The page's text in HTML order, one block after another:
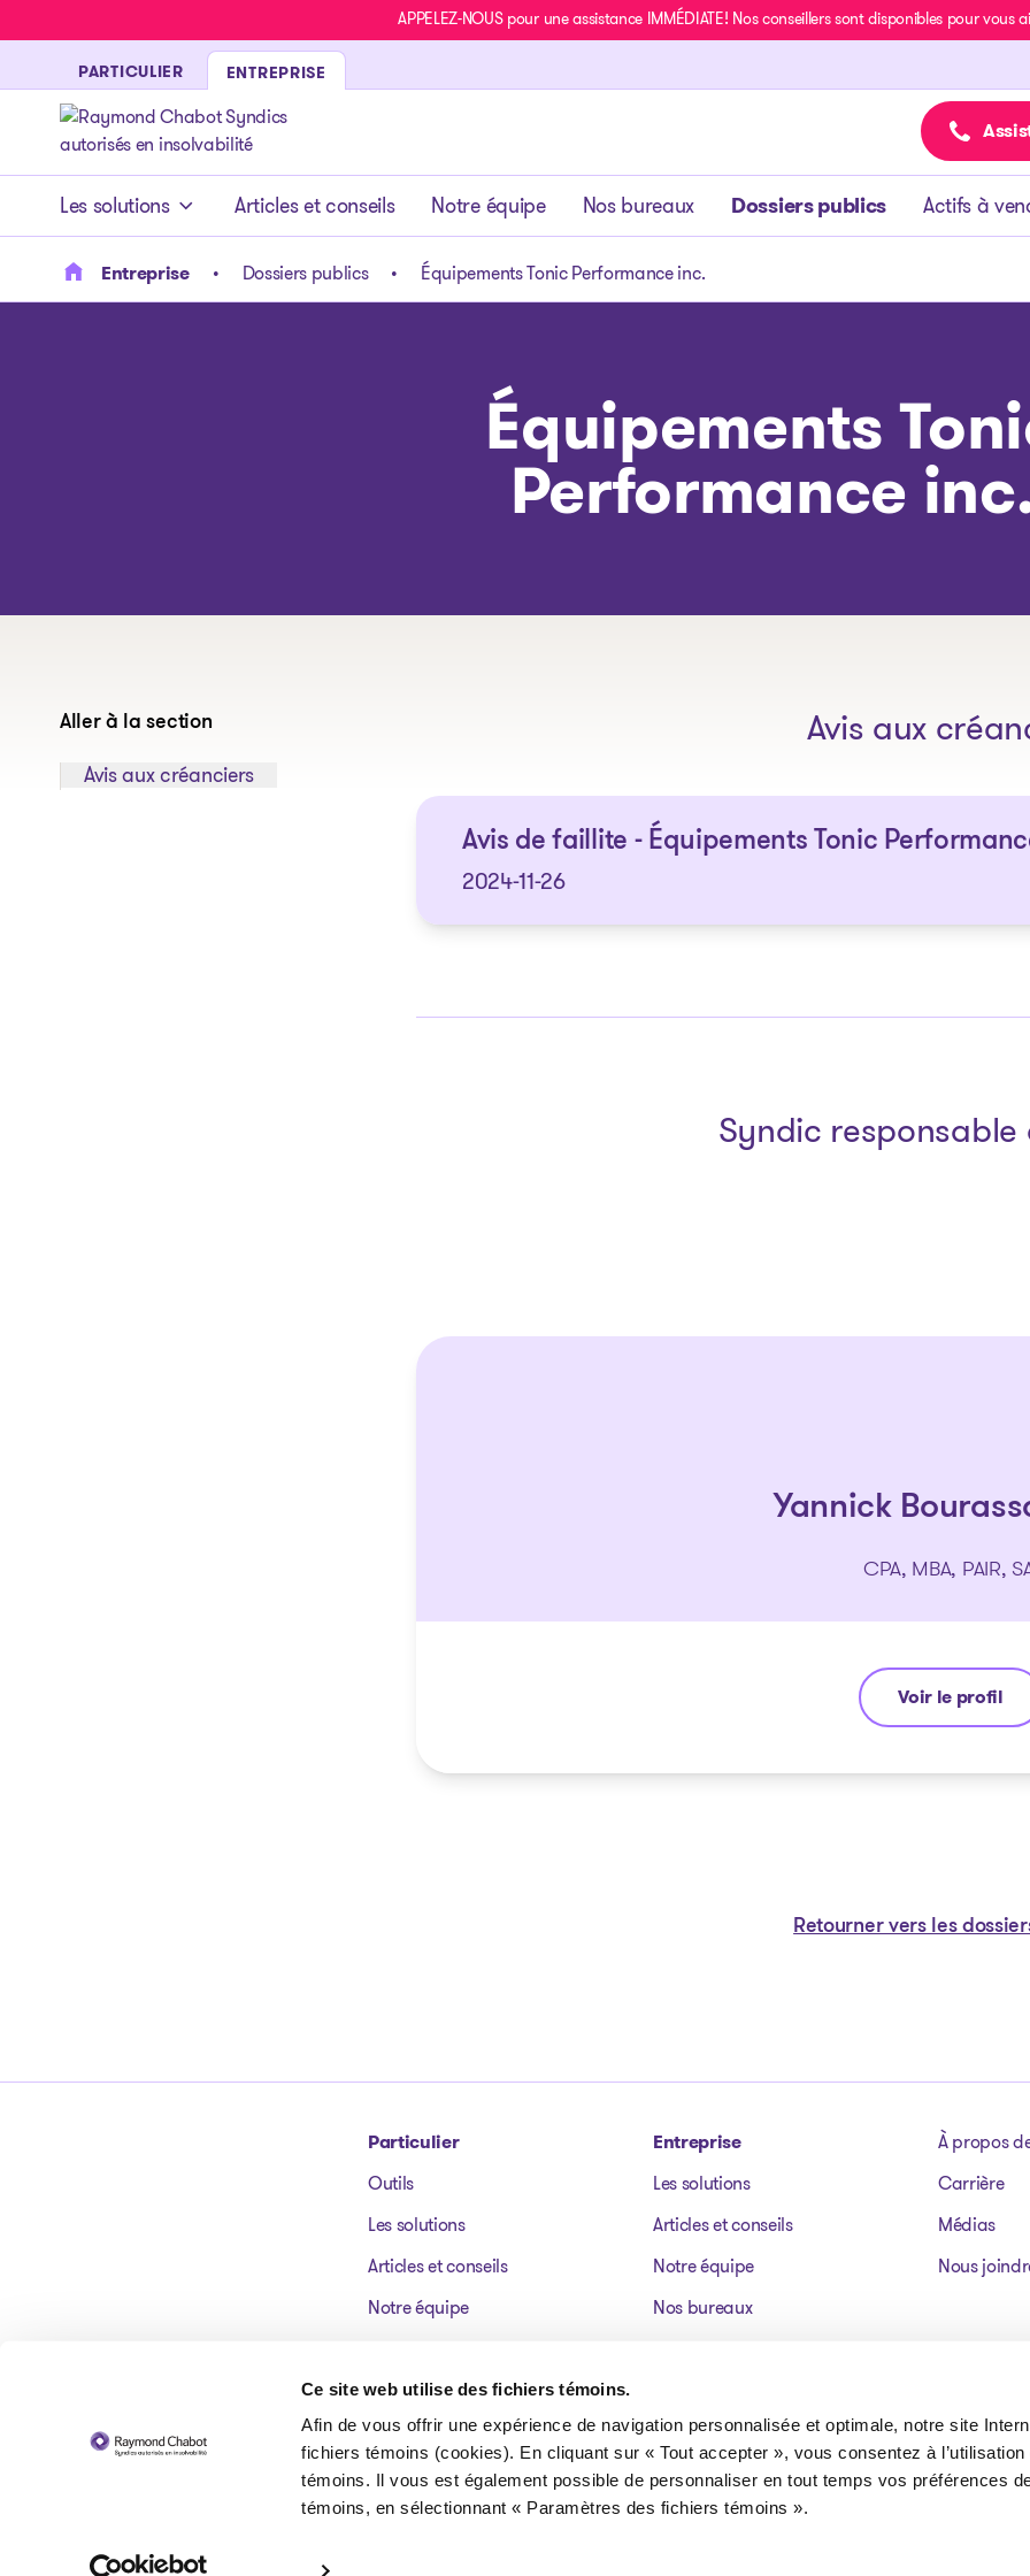
Ce site web utilise des fichiers témoins.
Afin de vous offrir une expérience de navigation personnalisée et optimale, notre site
fichiers témoins (cookies). En cliquant sur « Tout accepter », vous consentez à
témoins. Il vous est également possible de personnaliser en tout temps vos préférences
témoins, en sélectionnant « Paramètres des fichiers témoins ».
APPELEZ-NOUS pour une assistance IMMÉDIATE! Nos conseillers sont disponibles pour vous
PARTICULIER ENTREPRISE
- page d’accueil
Les solutions
Les solutions
Articles et conseils Notre équipe Nos bureaux Dossiers publics Actifs à
Entreprise Dossiers publics Équipements Tonic Performance inc.
Équipements
Performance
Aller à la section
Sauter à la section:
Avis aux créanciers
Avis aux
Avis de faillite - Équipements Tonic
2024-11-26
Syndic responsable
Yannick
CPA, MBA, PAIR,
Voir le profil
Yannick
Retourner vers les
Particulier
Outils
Les solutions
Articles et conseils
Notre équipe
Témoignages
FAQ
Entreprise
Les solutions
Articles et conseils
Notre équipe
Nos bureaux
FAQ
À propos
Carrière
Médias
Nous
© 2026 Raymond Chabot inc. Syndics autorisés en insolvabilité